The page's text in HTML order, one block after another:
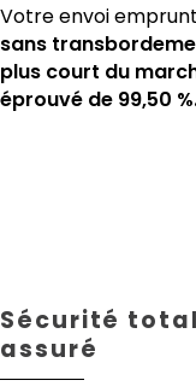
Votre envoi
sans
plus court du
éprouvé de 99,50
Sécurité
assuré